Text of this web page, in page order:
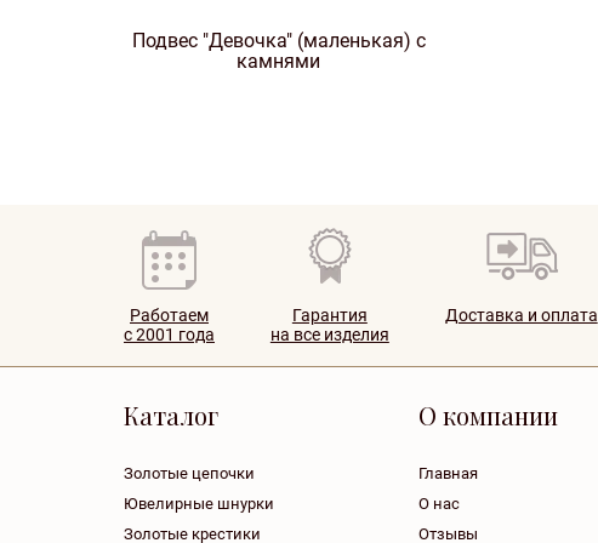
Подвес "Девочка" (маленькая) с
камнями
Работаем
с 2001 года
Гарантия
на все изделия
Доставка и оплата
Каталог
Золотые цепочки
Ювелирные шнурки
Золотые крестики
О компании
Главная
О нас
Отзывы